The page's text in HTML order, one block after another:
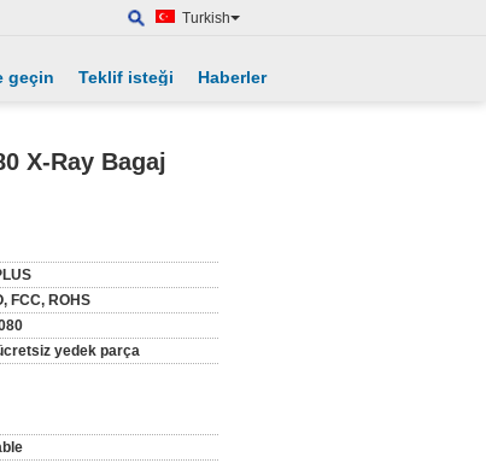
Turkish
geçin Teklif isteği Haberler
X-Ray Bagaj
FCC, ROHS
yedek parça